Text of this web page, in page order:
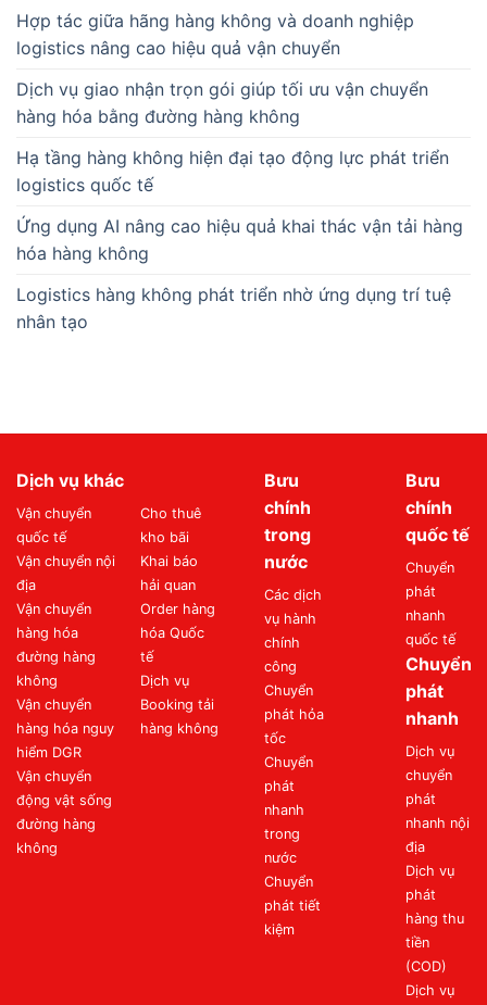
Hợp tác giữa hãng hàng không và doanh nghiệp
logistics nâng cao hiệu quả vận chuyển
Dịch vụ giao nhận trọn gói giúp tối ưu vận chuyển
hàng hóa bằng đường hàng không
Hạ tầng hàng không hiện đại tạo động lực phát triển
logistics quốc tế
Ứng dụng AI nâng cao hiệu quả khai thác vận tải hàng
hóa hàng không
Logistics hàng không phát triển nhờ ứng dụng trí tuệ
nhân tạo
Dịch vụ khác
Vận chuyển
quốc tế
Vận chuyển nội
địa
Vận chuyển
hàng hóa
đường hàng
không
Vận chuyển
hàng hóa nguy
hiểm DGR
Vận chuyển
động vật sống
đường hàng
không
Cho thuê
kho bãi
Khai báo
hải quan
Order hàng
hóa Quốc
tế
Dịch vụ
Booking tải
hàng không
Bưu
chính
trong
nước
Các dịch
vụ hành
chính
công
Chuyển
phát hỏa
tốc
Chuyển
phát
nhanh
trong
nước
Chuyển
phát tiết
kiệm
Bưu
chính
quốc tế
Chuyển
phát
nhanh
quốc tế
Chuyển
phát
nhanh
Dịch vụ
chuyển
phát
nhanh nội
địa
Dịch vụ
phát
hàng thu
tiền
(COD)
Dịch vụ